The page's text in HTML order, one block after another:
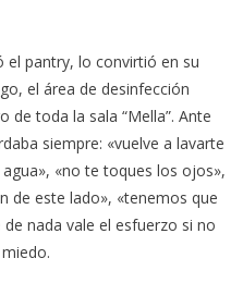
el pantry, lo convirtió en su
el área de desinfección
de toda la sala “Mella”. Ante
siempre: «vuelve a lavarte
«no te toques los ojos»,
de este lado», «tenemos que
nada vale el esfuerzo si no